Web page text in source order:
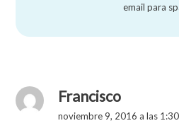
email para
Francisco
noviembre 9, 2016 a las